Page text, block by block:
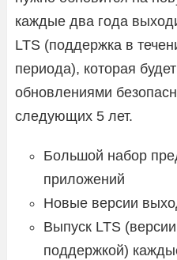
каждые два года
LTS (поддержка в
периода), которая
обновлениями
следующих 5 лет.
Большой набор
приложений
Новые версии
Выпуск LTS
поддержкой)